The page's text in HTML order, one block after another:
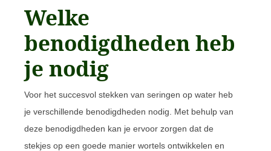
Welke
benodigdheden heb
je nodig
Voor het succesvol stekken van seringen op water heb
je verschillende benodigdheden nodig. Met behulp van
deze benodigdheden kan je ervoor zorgen dat de
stekjes op een goede manier wortels ontwikkelen en